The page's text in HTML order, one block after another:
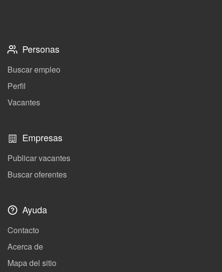
Personas
Buscar empleo
Perfil
Vacantes
Empresas
Publicar vacantes
Buscar oferentes
Ayuda
Contacto
Acerca de
Mapa del sitio